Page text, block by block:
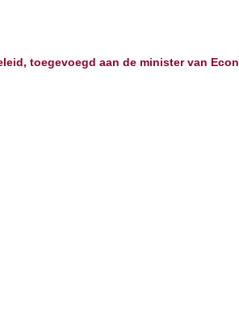
toegevoegd aan de minister van